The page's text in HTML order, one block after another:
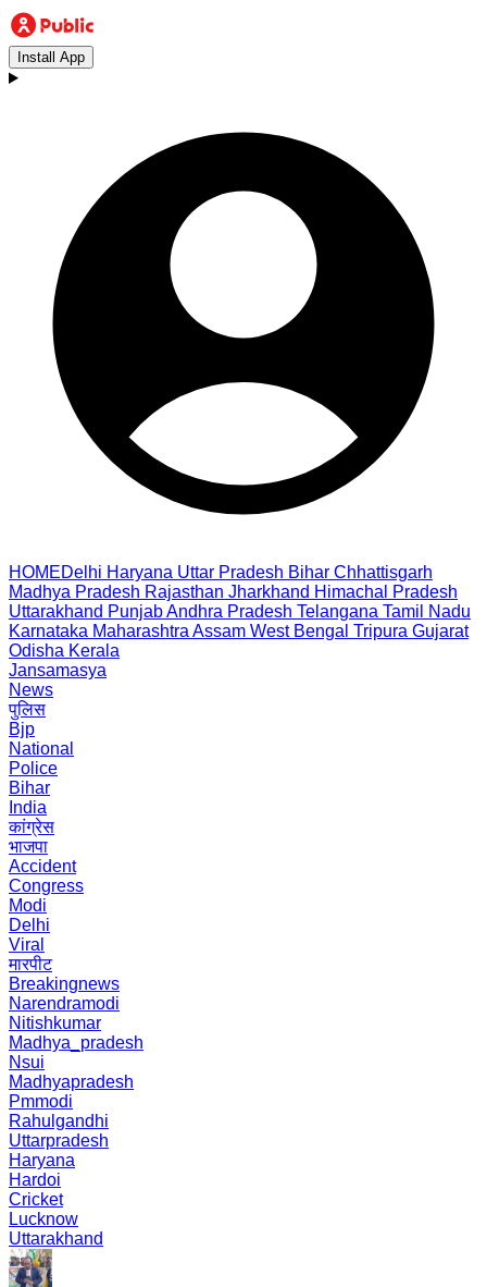
Install App
HOMEDelhi Haryana Uttar Pradesh Bihar Chhattisgarh
Madhya Pradesh Rajasthan Jharkhand Himachal Pradesh
Uttarakhand PunjabAndhra Pradesh Telangana Tamil Nadu
Karnataka Maharashtra Assam West Bengal Tripura Gujarat
Odisha Kerala
Jansamasya
News
पुलिस
Bjp
National
Police
Bihar
India
कांग्रेस
भाजपा
Accident
Congress
Modi
Delhi
Viral
मारपीट
Breakingnews
Narendramodi
Nitishkumar
Madhya_pradesh
Nsui
Madhyapradesh
Pmmodi
Rahulgandhi
Uttarpradesh
Haryana
Hardoi
Cricket
Lucknow
Uttarakhand